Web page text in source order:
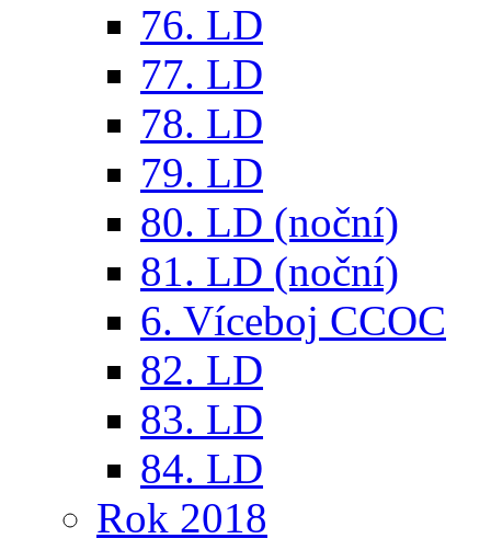
76. LD
77. LD
78. LD
79. LD
80. LD (noční)
81. LD (noční)
6. Víceboj CCOC
82. LD
83. LD
84. LD
Rok 2018